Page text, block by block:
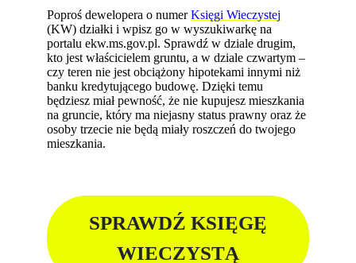
Poproś dewelopera o numerKsięgi Wieczystej
(KW) działki i wpisz go w wyszukiwarkę na
portalu ekw.ms.gov.pl. Sprawdź w dziale drugim,
kto jest właścicielem gruntu, a w dziale czwartym –
czy teren nie jest obciążony hipotekami innymi niż
banku kredytującego budowę. Dzięki temu
będziesz miał pewność, że nie kupujesz mieszkania
na gruncie, który ma niejasny status prawny oraz że
osoby trzecie nie będą miały roszczeń do twojego
mieszkania.
SPRAWDŹ KSIĘGĘ
WIECZYSTĄ